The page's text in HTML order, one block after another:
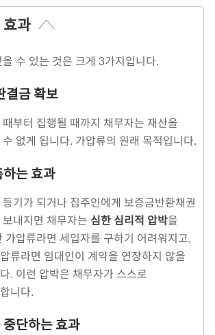
과
수 있는 것은 크게 3가지입니다.
결금 확보
부터 집행될 때까지 채무자는 재산을
없게 됩니다. 가압류의 원래 목적입니다.
는 효과
기가 되거나 집주인에게 보증금반환채권
내지면 채무자는 심한 심리적 압박을
가압류라면 세입자를 구하기 어려워지고,
류라면 임대인이 계약을 연장하지 않을
. 이런 압박은 채무자가 스스로
니다.
단하는 효과